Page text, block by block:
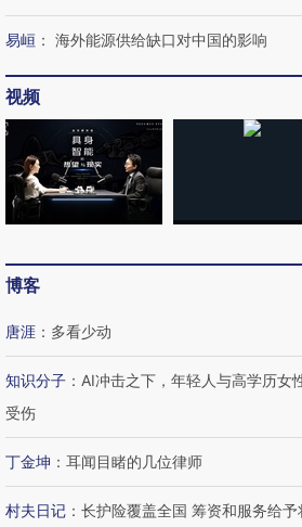
员跨国走私7万
丸 尿检体内含3种
走进第四届链博
数智科技“链”接产
【特别呈现】寻找100种
有意思的生活方式·第三对
易峘 ： 海外能源供给缺口对中国的影响
视频
博客
唐涯 ： 多看少动
知识分子 ： AI冲击之下，年轻人与高学历女
受伤
丁金坤 ： 耳闻目睹的几位律师
村夫日记 ： 长护险覆盖全国 筹资和服务给予